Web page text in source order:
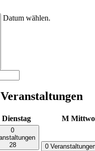
Datum wählen.
Dienstag M
0
28
0